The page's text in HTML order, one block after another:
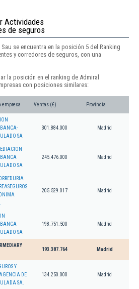
Actividades
de seguros
se encuentra en la posición 5 del Ranking
y corredores de seguros, con una
la posición en el ranking de Admiral
con posiciones similares:
empresa Ventas (€) Provincia
BANCA-
SA
301.884.000 Madrid
BANCA
SA
245.476.000 Madrid
205.529.017 Madrid
BANCA
SA
198.751.500 Madrid
193.387.764 Madrid
Y
DE
SA.
134.250.000 Madrid